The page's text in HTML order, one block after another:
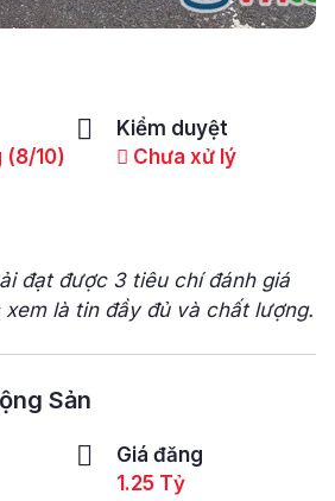
(8/10)
Kiểm duyệt
Chưa xử lý
đạt được 3 tiêu chí đánh giá
là tin đầy đủ và chất lượng.
Sản
Giá đăng
1.25 Tỷ